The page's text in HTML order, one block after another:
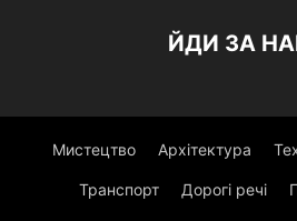
ЙДИ ЗА
Мистецтво Архітектура
Транспорт Дорогі речі